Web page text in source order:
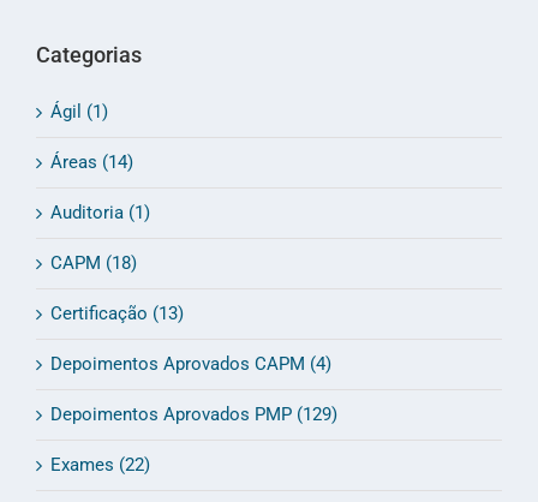
Categorias
Ágil (1)
Áreas (14)
Auditoria (1)
CAPM (18)
Certificação (13)
Depoimentos Aprovados CAPM (4)
Depoimentos Aprovados PMP (129)
Exames (22)